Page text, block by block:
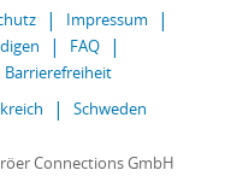
Impressum
FAQ
Barrierefreiheit
Schweden
Connections GmbH